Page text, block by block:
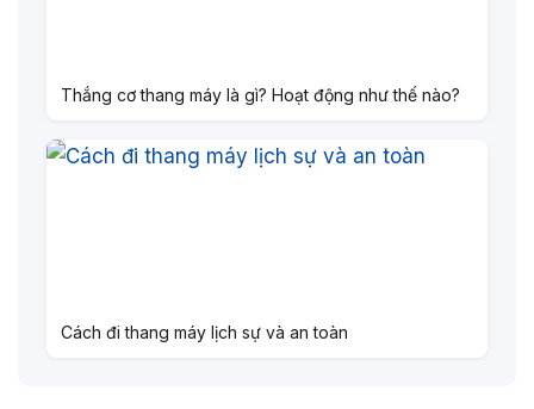
Thắng cơ thang máy là gì? Hoạt động như thế nào?
Cách đi thang máy lịch sự và an toàn